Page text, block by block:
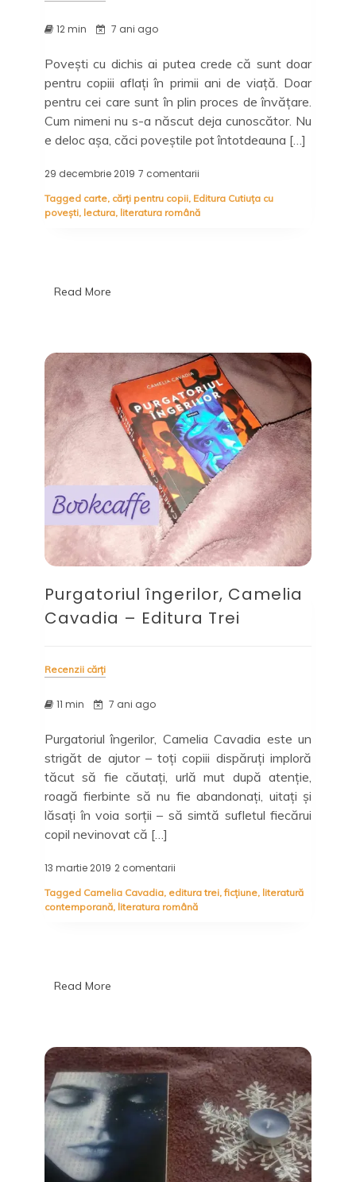
12 min 7 ani ago
Povești cu dichis ai putea crede că sunt doar
pentru copiii aflați în primii ani de viață. Doar
pentru cei care sunt în plin proces de învățare.
Cum nimeni nu s-a născut deja cunoscător. Nu
e deloc așa, căci poveștile pot întotdeauna […]
29 decembrie 2019 7 comentarii
cu
dichis
Tagged carte, cărți pentru copii, Editura Cutiuța cu
povești, lectura, literatura română
Read More
Purgatoriul îngerilor, Camelia
Cavadia – Editura Trei
Recenzii cărți
11 min 7 ani ago
Purgatoriul îngerilor, Camelia Cavadia este un
strigăt de ajutor – toți copiii dispăruți imploră
tăcut să fie căutați, urlă mut după atenție,
roagă fierbinte să nu fie abandonați, uitați și
lăsați în voia sorții – să simtă sufletul fiecărui
copil nevinovat că […]
13 martie 2019 2 comentarii
îngerilor,
Camelia
Tagged Camelia Cavadia, editura trei,ficțiune, literatură
contemporană, literatura română
Read More